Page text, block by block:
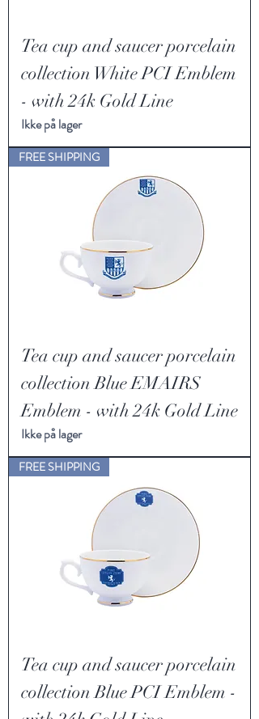
Tea cup and saucer porcelain
collection White PCI Emblem
- with 24k Gold Line
Ikke på lager
FREE SHIPPING
Tea cup and saucer porcelain
collection Blue EMAIRS
Emblem - with 24k Gold Line
Ikke på lager
FREE SHIPPING
Tea cup and saucer porcelain
collection Blue PCI Emblem -